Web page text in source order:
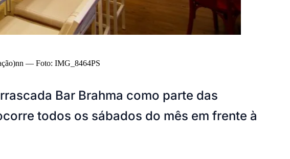
— Foto: IMG_8464PS
Bar Brahma como parte das
todos os sábados do mês em frente à